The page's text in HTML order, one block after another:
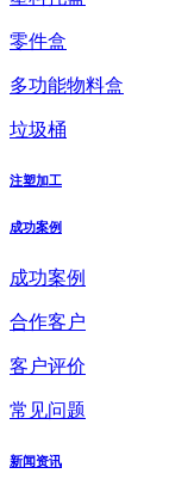
零件盒
多功能物料盒
垃圾桶
注塑加工
成功案例
成功案例
合作客户
客户评价
常见问题
新闻资讯